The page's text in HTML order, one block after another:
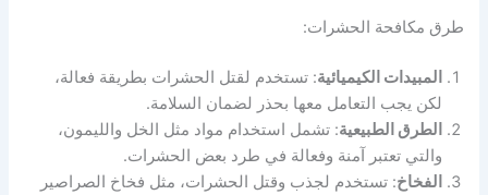
طرق مكافحة الحشرات:
المبيدات الكيميائية: تستخدم لقتل الحشرات بطريقة فعالة،
لكن يجب التعامل معها بحذر لضمان السلامة.
الطرق الطبيعية: تشمل استخدام مواد مثل الخل والليمون،
والتي تعتبر آمنة وفعالة في طرد بعض الحشرات.
الفخاخ: تستخدم لجذب وقتل الحشرات، مثل فخاخ الصراصير